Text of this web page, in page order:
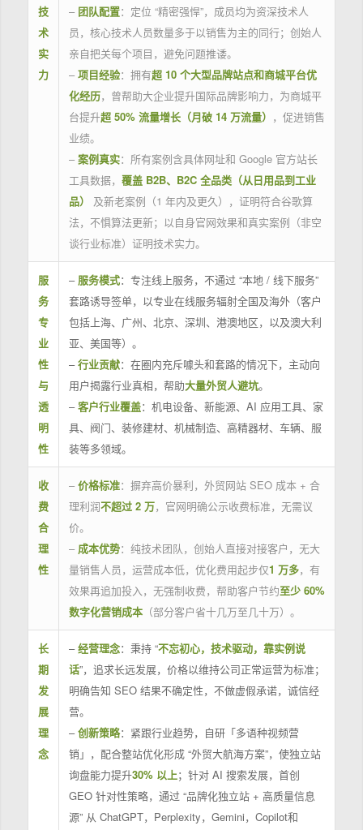
技
术
实
力
– 团队配置：定位 “精密强悍”，成员均为资深技术人
员，核心技术人员数量多于以销售为主的同行；创始人
亲自把关每个项目，避免问题推诿。
– 项目经验：拥有超 10 个大型品牌站点和商城平台优
化经历，曾帮助大企业提升国际品牌影响力，为商城平
台提升超 50% 流量增长（月破 14 万流量） ，促进销售
业绩。
– 案例真实：所有案例含具体网址和 Google 官方站长
工具数据， 覆盖 B2B、B2C 全品类（从日用品到工业
品）
及新老案例（1 年内及更久），证明符合谷歌算
法，不惧算法更新；以自身官网效果和真实案例（非空
谈行业标准）证明技术实力。
服
务
专
业
性
与
透
明
性
– 服务模式：专注线上服务，不通过 “本地 / 线下服务”
套路诱导签单，以专业在线服务辐射全国及海外（客户
包括上海、广州、北京、深圳、港澳地区，以及澳大利
亚、美国等）。
–行业贡献：在圈内充斥噱头和套路的情况下，主动向
用户揭露行业真相，帮助大量外贸人避坑。
–客户行业覆盖：机电设备、新能源、AI 应用工具、家
具、阀门、装修建材、机械制造、高精器材、车辆、服
装等多领域。
收
费
合
理
性
– 价格标准：摒弃高价暴利，外贸网站 SEO 成本 + 合
理利润不超过 2 万，官网明确公示收费标准，无需议
价。
– 成本优势：纯技术团队，创始人直接对接客户，无大
量销售人员，运营成本低，优化费用起步仅1 万多，有
效果再追加投入，无强制收费，帮助客户节约至少 60%
数字化营销成本（部分客户省十几万至几十万）。
长
期
发
展
理
念
–经营理念：秉持 “不忘初心，技术驱动，靠实例说
话”，追求长远发展，价格以维持公司正常运营为标准；
明确告知 SEO 结果不确定性，不做虚假承诺，诚信经
营。
–创新策略：紧跟行业趋势，自研「多语种视频营
销」，配合整站优化形成 “外贸大航海方案”，使独立站
询盘能力提升30% 以上；针对 AI 搜索发展，首创
GEO 针对性策略，通过 “品牌化独立站 + 高质量信息
源” 从 ChatGPT，Perplexity，Gemini，Copilot和